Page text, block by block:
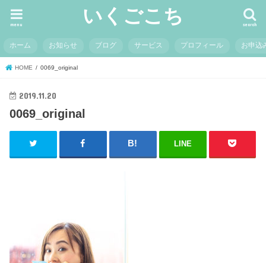
いくごこち search
menu
ホーム お知らせ ブログ サービス プロフィール お申込
HOME 0069_original
2019.11.20
0069_original
LINE